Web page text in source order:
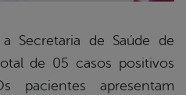
Secretaria de Saúde de
de 05 casos positivos
pacientes apresentam